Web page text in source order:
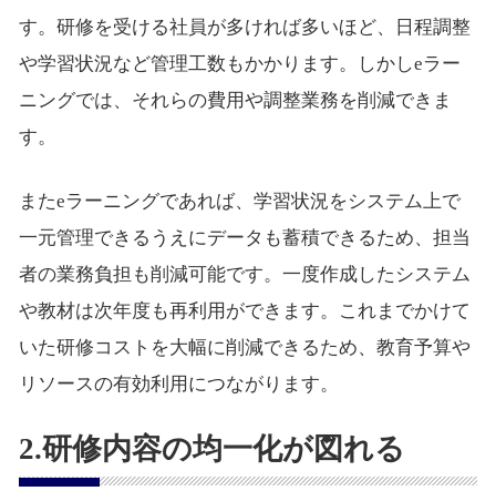
す。研修を受ける社員が多ければ多いほど、日程調整
や学習状況など管理工数もかかります。しかしeラー
ニングでは、それらの費用や調整業務を削減できま
す。
またeラーニングであれば、学習状況をシステム上で
一元管理できるうえにデータも蓄積できるため、担当
者の業務負担も削減可能です。一度作成したシステム
や教材は次年度も再利用ができます。これまでかけて
いた研修コストを大幅に削減できるため、教育予算や
リソースの有効利用につながります。
2.研修内容の均一化が図れる